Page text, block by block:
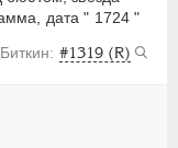
дата " 1724 "
#1319 (R)